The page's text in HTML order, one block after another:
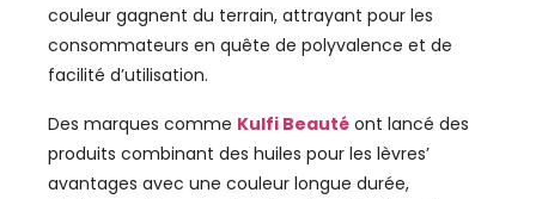
couleur gagnent du terrain, attrayant pour les
consommateurs en quête de polyvalence et de
facilité d’utilisation.
Des marques comme Kulfi Beauté ont lancé des
produits combinant des huiles pour les lèvres’
avantages avec une couleur longue durée,